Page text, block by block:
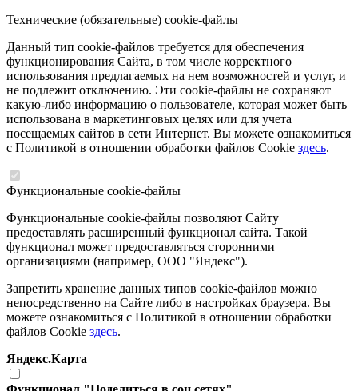
Технические (обязательные) cookie-файлы
Данный тип cookie-файлов требуется для обеспечения
функционирования Сайта, в том числе корректного
использования предлагаемых на нем возможностей и услуг, и
не подлежит отключению. Эти cookie-файлы не сохраняют
какую-либо информацию о пользователе, которая может быть
использована в маркетинговых целях или для учета
посещаемых сайтов в сети Интернет. Вы можете ознакомиться
с Политикой в отношении обработки файлов Cookie здесь.
Функциональные cookie-файлы
Функциональные cookie-файлы позволяют Сайту
предоставлять расширенный функционал сайта. Такой
функционал может предоставляться сторонними
организациями (например, ООО "Яндекс").
Запретить хранение данных типов cookie-файлов можно
непосредственно на Сайте либо в настройках браузера. Вы
можете ознакомиться с Политикой в отношении обработки
файлов Cookie здесь.
Яндекс.Карта